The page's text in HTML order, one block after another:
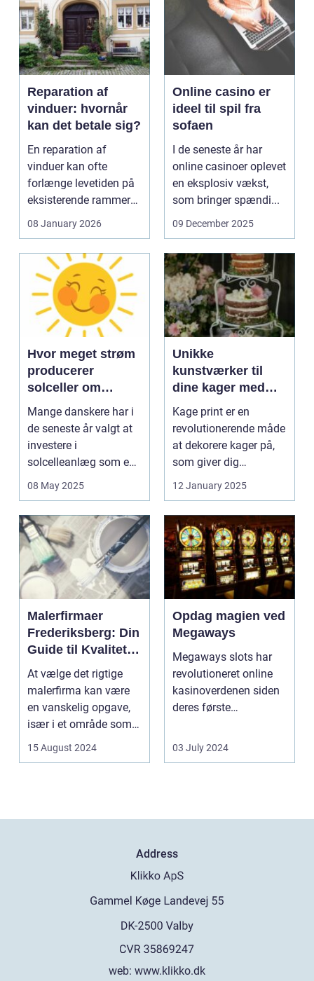
Reparation af
vinduer: hvornår
kan det betale sig?
En reparation af
vinduer kan ofte
forlænge levetiden på
eksisterende rammer
og glas med ...
08 January 2026
Online casino er
ideel til spil fra
sofaen
I de seneste år har
online casinoer oplevet
en eksplosiv vækst,
som bringer spændi...
09 December 2025
Hvor meget strøm
producerer
solceller om
vinteren?
Mange danskere har i
de seneste år valgt at
investere i
solcelleanlæg som en
bæred...
08 May 2025
Unikke
kunstværker til
dine kager med
kage print
Kage print er en
revolutionerende måde
at dekorere kager på,
som giver dig
mulighed for ...
12 January 2025
Malerfirmaer
Frederiksberg: Din
Guide til Kvalitet
og Service
At vælge det rigtige
malerfirma kan være
en vanskelig opgave,
især i et område som
Frederiksberg, hv...
15 August 2024
Opdag magien ved
Megaways
Megaways slots har
revolutioneret online
kasinoverdenen siden
deres første
spillea...
03 July 2024
Address
web: www.klikko.dk